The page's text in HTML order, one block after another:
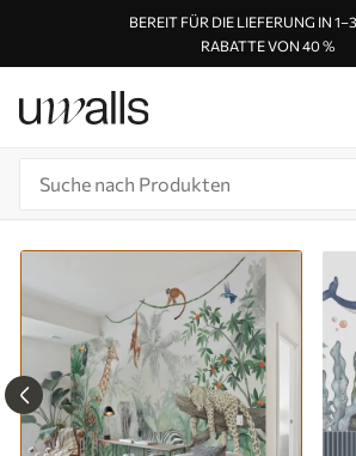
BEREIT FÜR DIE LIEFERUNG IN
RABATTE VON 40 %